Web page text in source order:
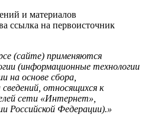
и материалов
ссылка на первоисточник
(сайте) применяются
(информационные технологии
на основе сбора,
относящихся к
сети «Интернет»,
Российской Федерации).»